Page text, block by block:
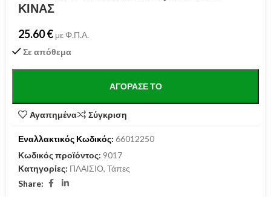
ΚΙΝΑΣ
25.60€ με Φ.Π.Α.
Σε απόθεμα
ΑΓΌΡΑΣΕ ΤΟ
Αγαπημένα Σύγκριση
Εναλλακτικός Κωδικός: 66012250
Κωδικός προϊόντος: 9017
Κατηγορίες: ΠΛΑΙΣΙΟ, Τάπες
Share: